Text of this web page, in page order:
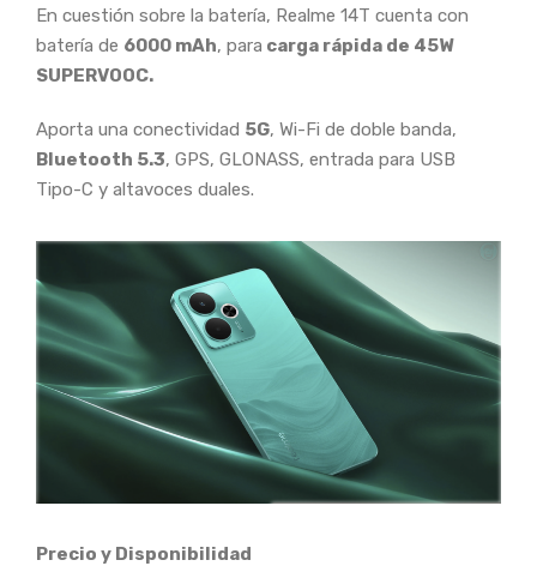
En cuestión sobre la batería, Realme 14T cuenta con
batería de 6000 mAh, para carga rápida de 45W
SUPERVOOC.
Aporta una conectividad 5G, Wi-Fi de doble banda,
Bluetooth 5.3, GPS, GLONASS, entrada para USB
Tipo-C y altavoces duales.
Precio y Disponibilidad